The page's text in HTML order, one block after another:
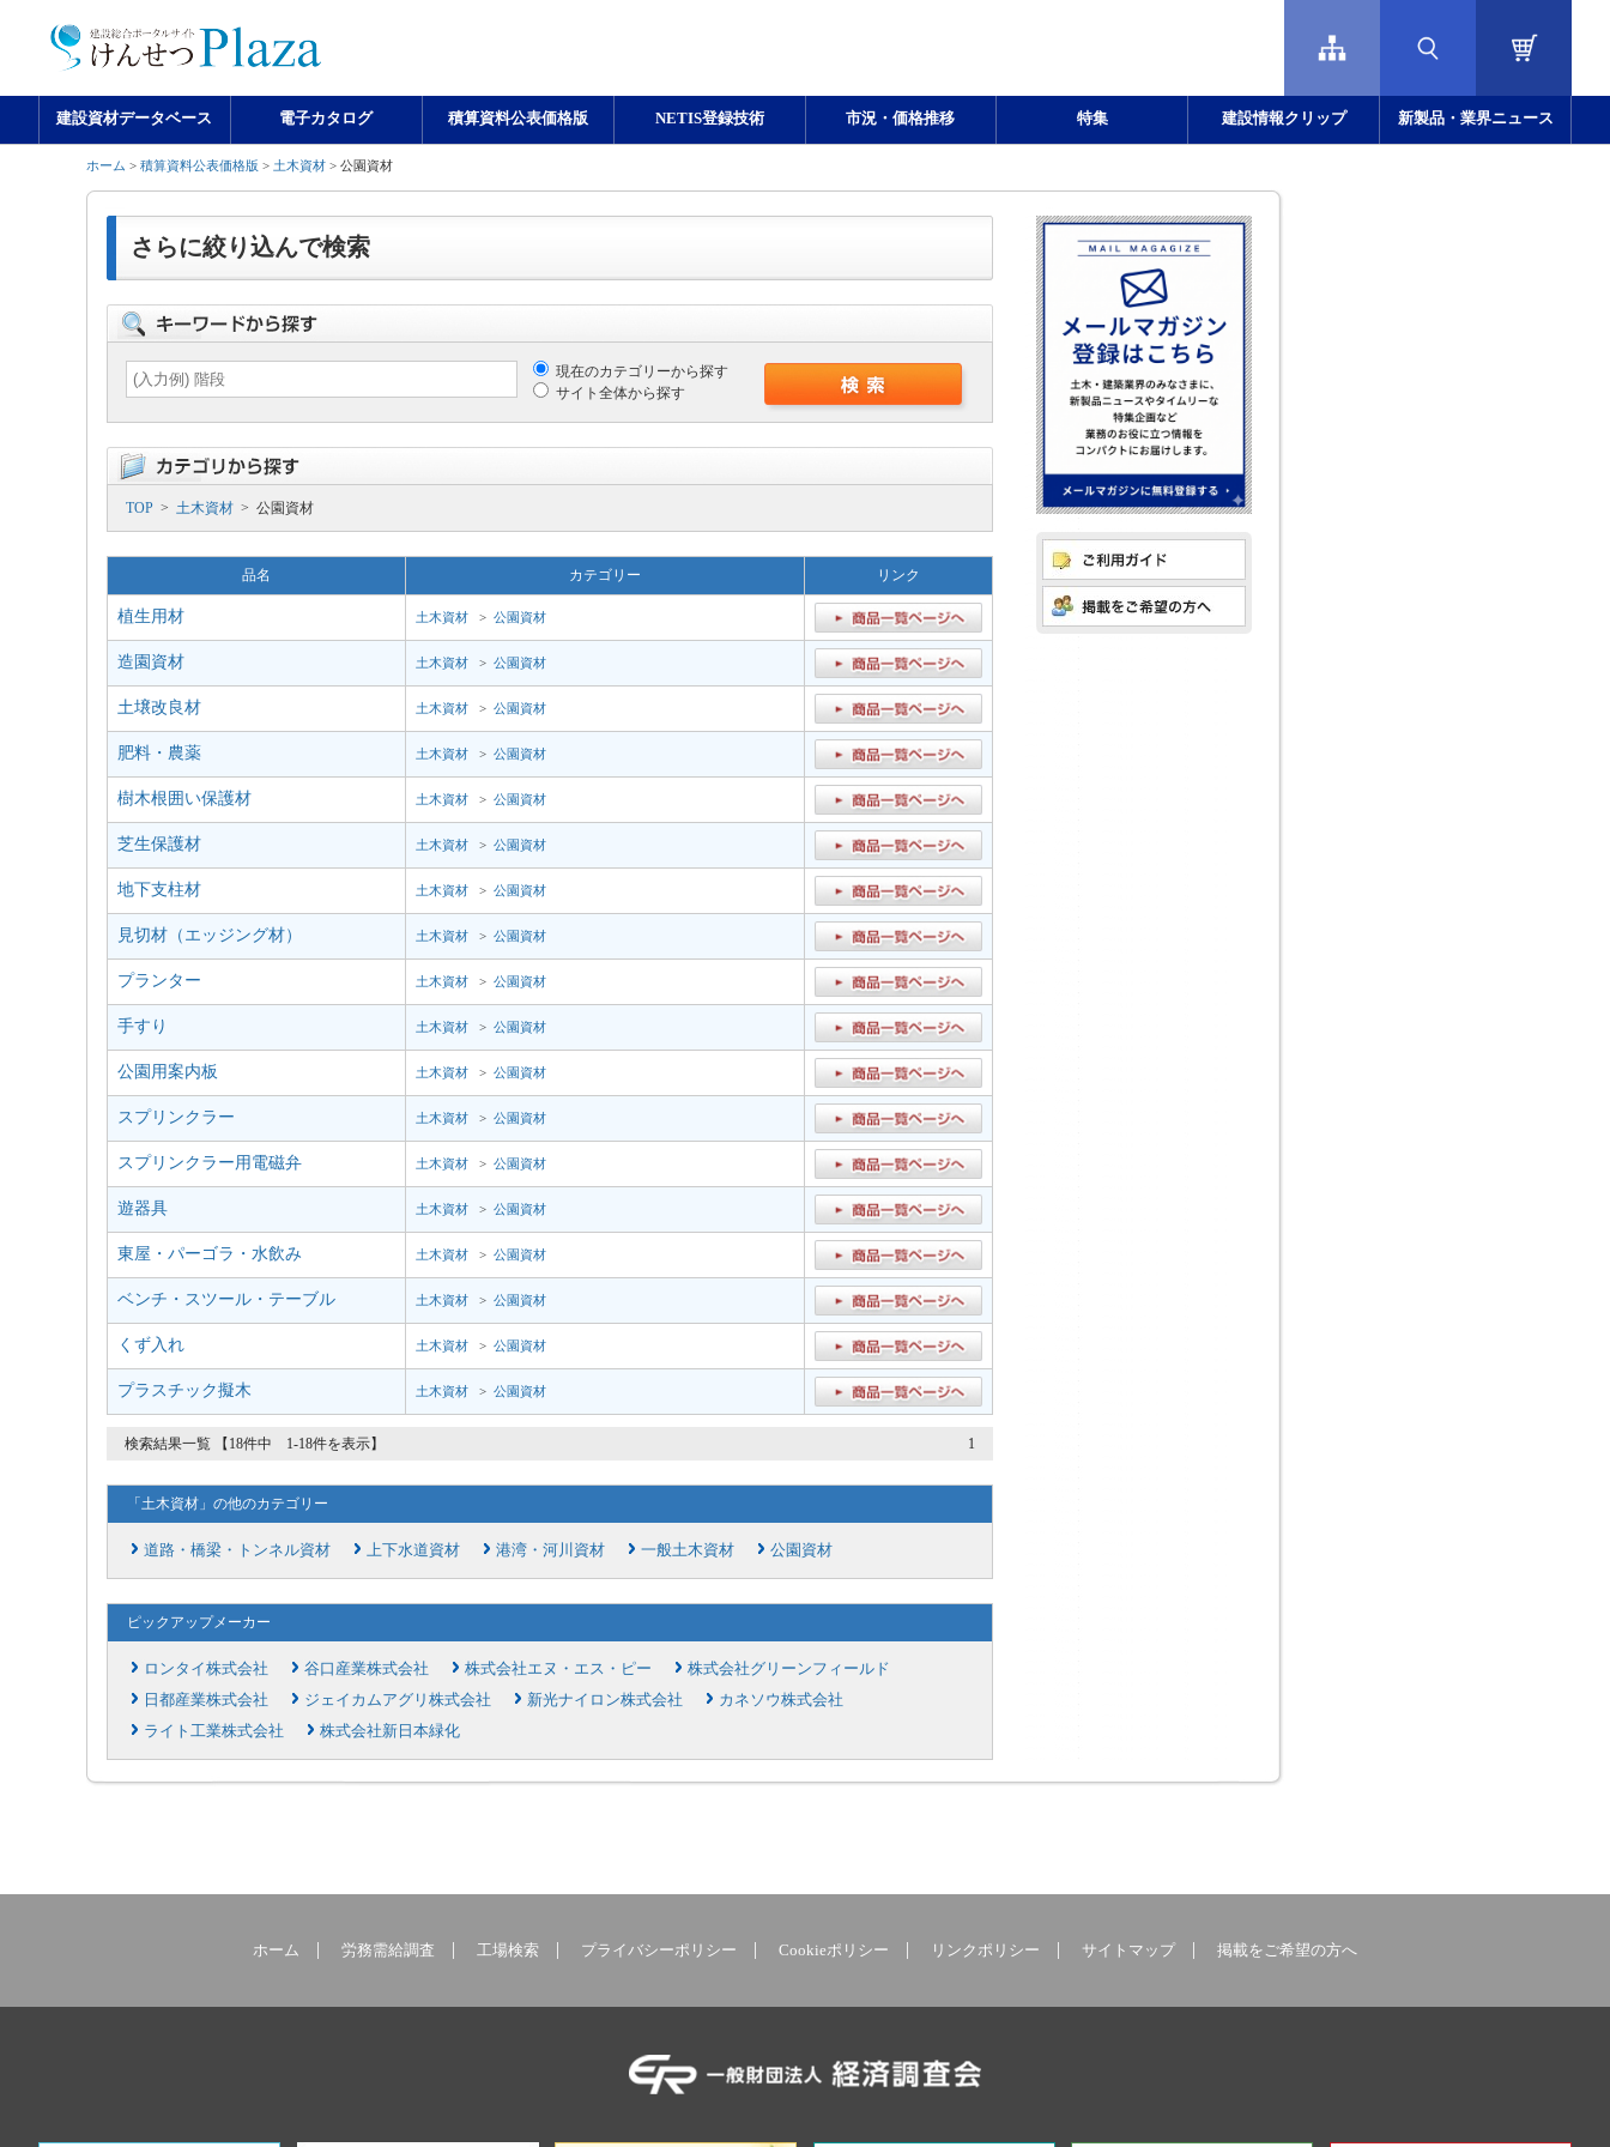
建設資材データベース 電子カタログ 積算資料公表価格版 NETIS登録技術 市況・価格推移 特集 建設情報クリップ 新製品・業界ニュース
ホーム > 積算資料公表価格版 > 土木資材 > 公園資材
さらに絞り込んで検索
現在のカテゴリーから探す
サイト全体から探す
TOP > 土木資材 > 公園資材
品名 カテゴリー リンク
植生用材 土木資材 > 公園資材
造園資材 土木資材 > 公園資材
土壌改良材 土木資材 > 公園資材
肥料・農薬 土木資材 > 公園資材
樹木根囲い保護材 土木資材 > 公園資材
芝生保護材 土木資材 > 公園資材
地下支柱材 土木資材 > 公園資材
見切材（エッジング材） 土木資材 > 公園資材
プランター 土木資材 > 公園資材
手すり 土木資材 > 公園資材
公園用案内板 土木資材 > 公園資材
スプリンクラー 土木資材 > 公園資材
スプリンクラー用電磁弁 土木資材 > 公園資材
遊器具 土木資材 > 公園資材
東屋・パーゴラ・水飲み 土木資材 > 公園資材
ベンチ・スツール・テーブル 土木資材 > 公園資材
くず入れ 土木資材 > 公園資材
プラスチック擬木 土木資材 > 公園資材
検索結果一覧 【18件中 1-18件を表示】 1
「土木資材」の他のカテゴリー
道路・橋梁・トンネル資材 上下水道資材 港湾・河川資材 一般土木資材 公園資材
ピックアップメーカー
ロンタイ株式会社 谷口産業株式会社 株式会社エヌ・エス・ピー
株式会社グリーンフィールド
日都産業株式会社
ジェイカムアグリ株式会社 新光ナイロン株式会社
カネソウ株式会社
ライト工業株式会社
株式会社新日本緑化
ホーム 労務需給調査 工場検索 プライバシーポリシー Cookieポリシー リンクポリシー サイトマップ 掲載をご希望の方へ